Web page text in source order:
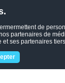
de
partenaires de
ses partenaires tiers.